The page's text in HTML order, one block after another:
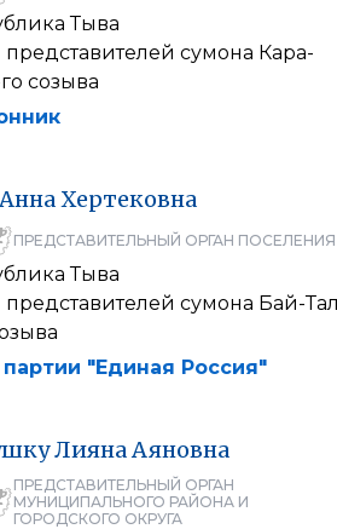
Тыва
представителей сумона Кара-
созыва
АннаХертековна
ПРЕДСТАВИТЕЛЬНЫЙ ОРГАН ПОСЕЛЕНИЯ
Тыва
представителей сумона Бай-
"Единая Россия"
ЛиянаАяновна
ПРЕДСТАВИТЕЛЬНЫЙ ОРГАН
МУНИЦИПАЛЬНОГО РАЙОНА И
ГОРОДСКОГО ОКРУГА